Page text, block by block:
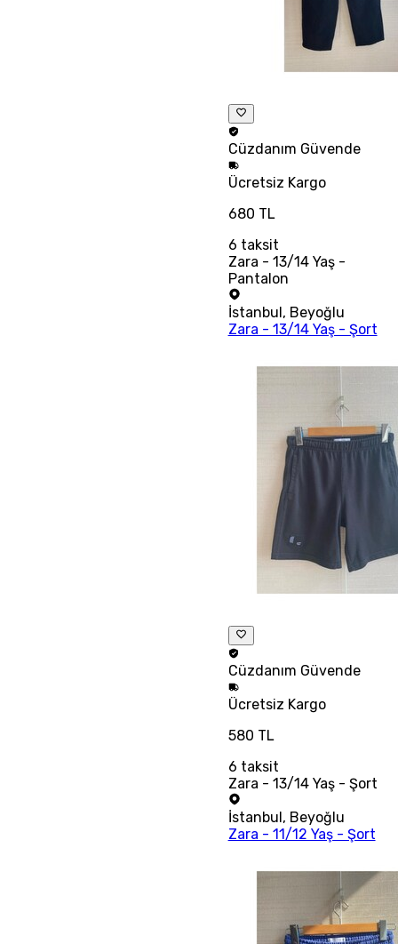
Cüzdanım Güvende
Ücretsiz Kargo
680 TL
6 taksit
Zara - 13/14 Yaş -
Pantalon
İstanbul, Beyoğlu
Zara - 13/14 Yaş - Şort
Cüzdanım Güvende
Ücretsiz Kargo
580 TL
6 taksit
Zara - 13/14 Yaş - Şort
İstanbul , Beyoğlu
Zara - 11/12 Yaş - Şort